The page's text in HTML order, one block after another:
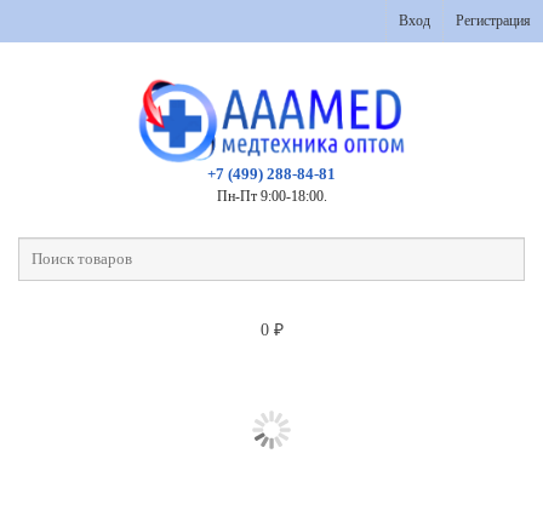
Вход Регистрация
+7 (499) 288-84-81
Пн-Пт 9:00-18:00.
0 ₽